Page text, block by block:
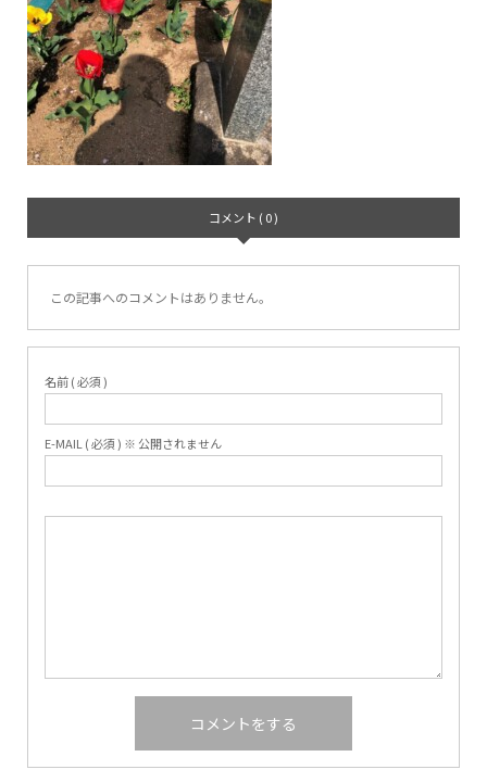
コメント ( 0 )
この記事へのコメントはありません。
名前 ( 必須 )
E-MAIL ( 必須 ) ※ 公開されません